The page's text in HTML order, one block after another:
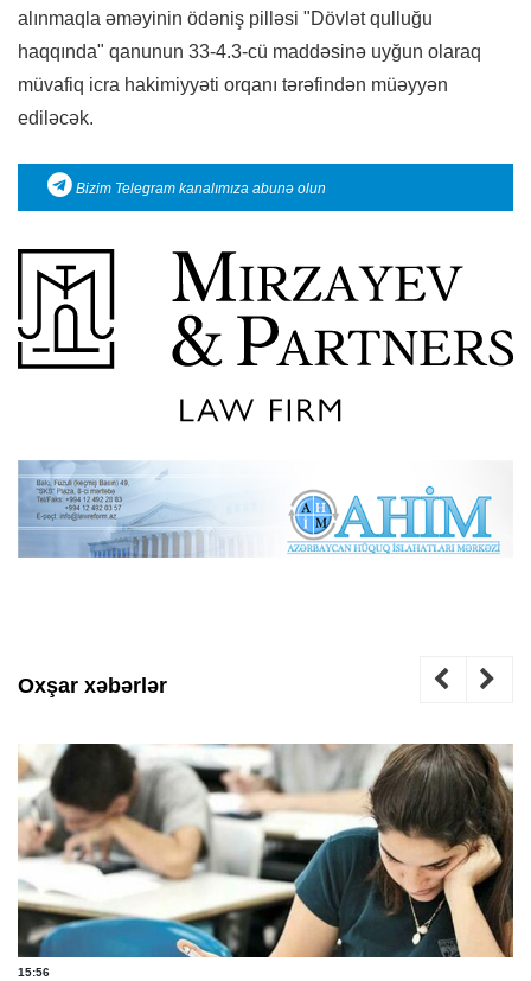
alınmaqla əməyinin ödəniş pilləsi "Dövlət qulluğu
haqqında" qanunun 33-4.3-cü maddəsinə uyğun olaraq
müvafiq icra hakimiyyəti orqanı tərəfindən müəyyən
ediləcək.
Bizim Telegram kanalımıza abunə olun
Oxşar xəbərlər
15:56